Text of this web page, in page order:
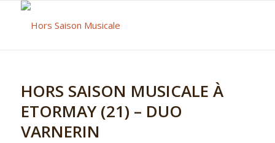
HORS SAISON MUSICALE À
ETORMAY (21) – DUO
VARNERIN